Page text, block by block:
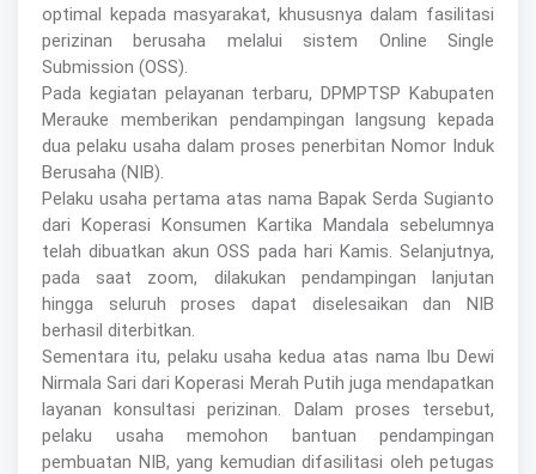
optimal kepada masyarakat, khususnya dalam fasilitasi
perizinan berusaha melalui sistem Online Single
Submission (OSS).
Pada kegiatan pelayanan terbaru, DPMPTSP Kabupaten
Merauke memberikan pendampingan langsung kepada
dua pelaku usaha dalam proses penerbitan Nomor Induk
Berusaha (NIB).
Pelaku usaha pertama atas nama Bapak Serda Sugianto
dari Koperasi Konsumen Kartika Mandala sebelumnya
telah dibuatkan akun OSS pada hari Kamis. Selanjutnya,
pada saat zoom, dilakukan pendampingan lanjutan
hingga seluruh proses dapat diselesaikan dan NIB
berhasil diterbitkan.
Sementara itu, pelaku usaha kedua atas nama Ibu Dewi
Nirmala Sari dari Koperasi Merah Putih juga mendapatkan
layanan konsultasi perizinan. Dalam proses tersebut,
pelaku usaha memohon bantuan pendampingan
pembuatan NIB, yang kemudian difasilitasi oleh petugas